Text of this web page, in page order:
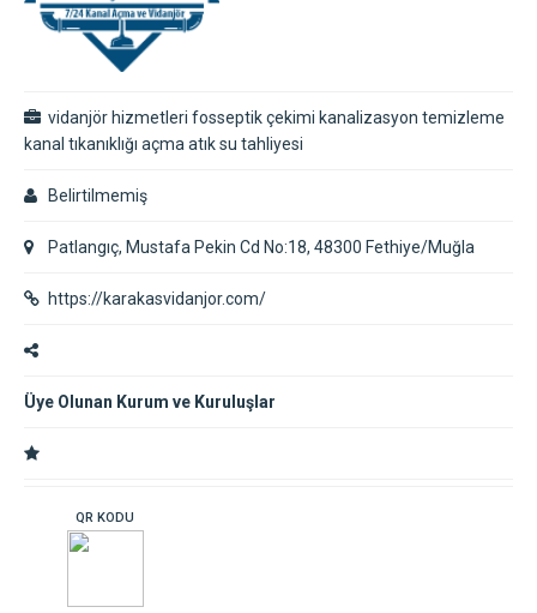
vidanjör hizmetleri fosseptik çekimi kanalizasyon temizleme
kanal tıkanıklığı açma atık su tahliyesi
Belirtilmemiş
Patlangıç, Mustafa Pekin Cd No:18, 48300 Fethiye/Muğla
https://karakasvidanjor.com/
Üye Olunan Kurum ve Kuruluşlar
QR KODU